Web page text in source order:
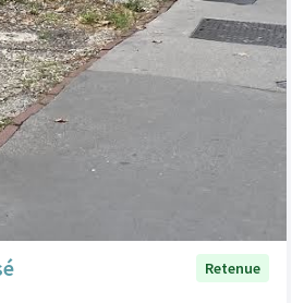
Retenue